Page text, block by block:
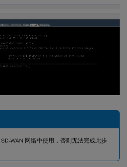
WAN 网络中使用，否则无法完成此步